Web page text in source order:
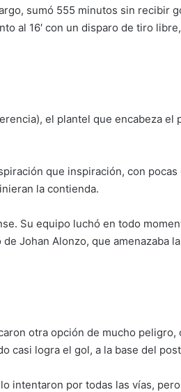
sumó 555 minutos sin recibir
al 16′ con un disparo de tiro
el plantel que encabeza
que inspiración, con
la contienda.
Su equipo luchó en todo
Johan Alonzo, que amenazaba
otra opción de mucho peligro,
casi logra el gol, a la base del
intentaron por todas las vías,